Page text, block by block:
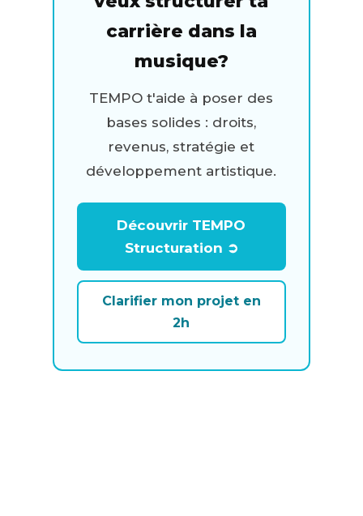
carrière dans la
musique?
TEMPO t'aide à poser des
bases solides : droits,
revenus, stratégie et
développement artistique.
Découvrir TEMPO
Structuration ➲
Clarifier mon projet en
2h